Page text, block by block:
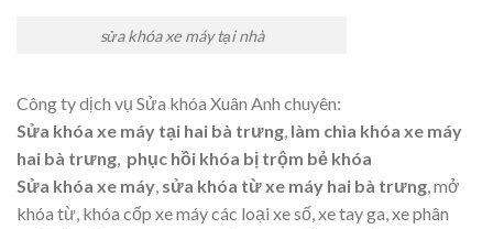
sửa khóa xe máy tại nhà
Công ty dịch vụ Sửa khóa Xuân Anh chuyên:
Sửa khóa xe máy tại hai bà trưng, làm chìa khóa xe máy
hai bà trưng, phục hồi khóa bị trộm bẻ khóa
Sửa khóa xe máy, sửa khóa từ xe máy hai bà trưng, mở
khóa từ, khóa cốp xe máy các loại xe số, xe tay ga, xe phân